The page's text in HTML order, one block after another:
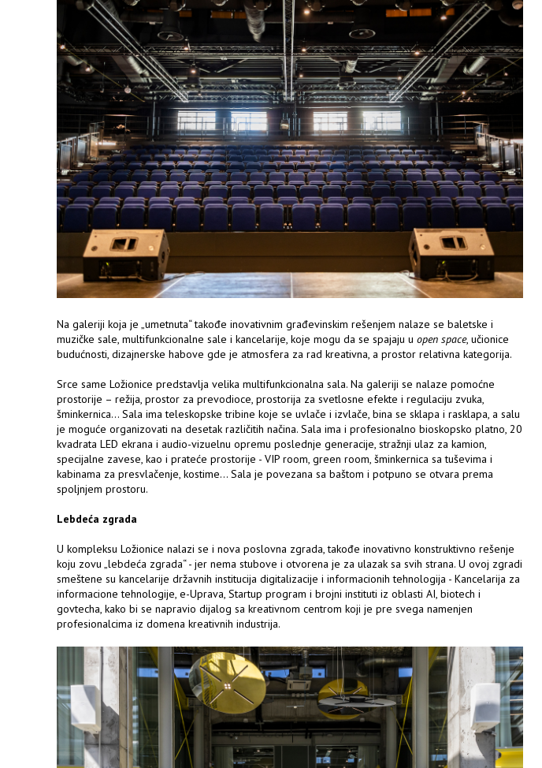
Na galeriji koja je „umetnuta“ takođe inovativnim građevinskim rešenjem nalaze se baletske i
muzičke sale, multifunkcionalne sale i kancelarije, koje mogu da se spajaju u open space, učionice
budućnosti, dizajnerske habove gde je atmosfera za rad kreativna, a prostor relativna kategorija.
Srce same Ložionice predstavlja velika multifunkcionalna sala. Na galeriji se nalaze pomoćne
prostorije – režija, prostor za prevodioce, prostorija za svetlosne efekte i regulaciju zvuka,
šminkernica… Sala ima teleskopske tribine koje se uvlače i izvlače, bina se sklapa i rasklapa, a salu
je moguće organizovati na desetak različitih načina. Sala ima i profesionalno bioskopsko platno, 20
kvadrata LED ekrana i audio-vizuelnu opremu poslednje generacije, stražnji ulaz za kamion,
specijalne zavese, kao i prateće prostorije - VIP room, green room, šminkernica sa tuševima i
kabinama za presvlačenje, kostime… Sala je povezana sa baštom i potpuno se otvara prema
spoljnjem prostoru.
Lebdeća zgrada
U kompleksu Ložionice nalazi se i nova poslovna zgrada, takođe inovativno konstruktivno rešenje
koju zovu „lebdeća zgrada“ - jer nema stubove i otvorena je za ulazak sa svih strana. U ovoj zgradi
smeštene su kancelarije državnih institucija digitalizacije i informacionih tehnologija - Kancelarija za
informacione tehnologije, e-Uprava, Startup program i brojni instituti iz oblasti AI, biotech i
govtecha, kako bi se napravio dijalog sa kreativnom centrom koji je pre svega namenjen
profesionalcima iz domena kreativnih industrija.